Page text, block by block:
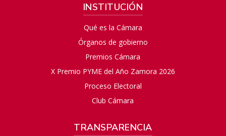
INSTITUCIÓN
Qué es la Cámara
Órganos de gobierno
Premios Cámara
X Premio PYME del Año Zamora 2026
Proceso Electoral
Club Cámara
TRANSPARENCIA